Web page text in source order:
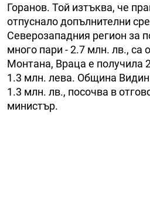
Горанов. Той изтъква, че
отпуснало допълнителни
Северозападния регион за
много пари - 2.7 млн. лв., са
Монтана, Враца е получила
1.3 млн. лева. Община
1.3 млн. лв., посочва в
министър.